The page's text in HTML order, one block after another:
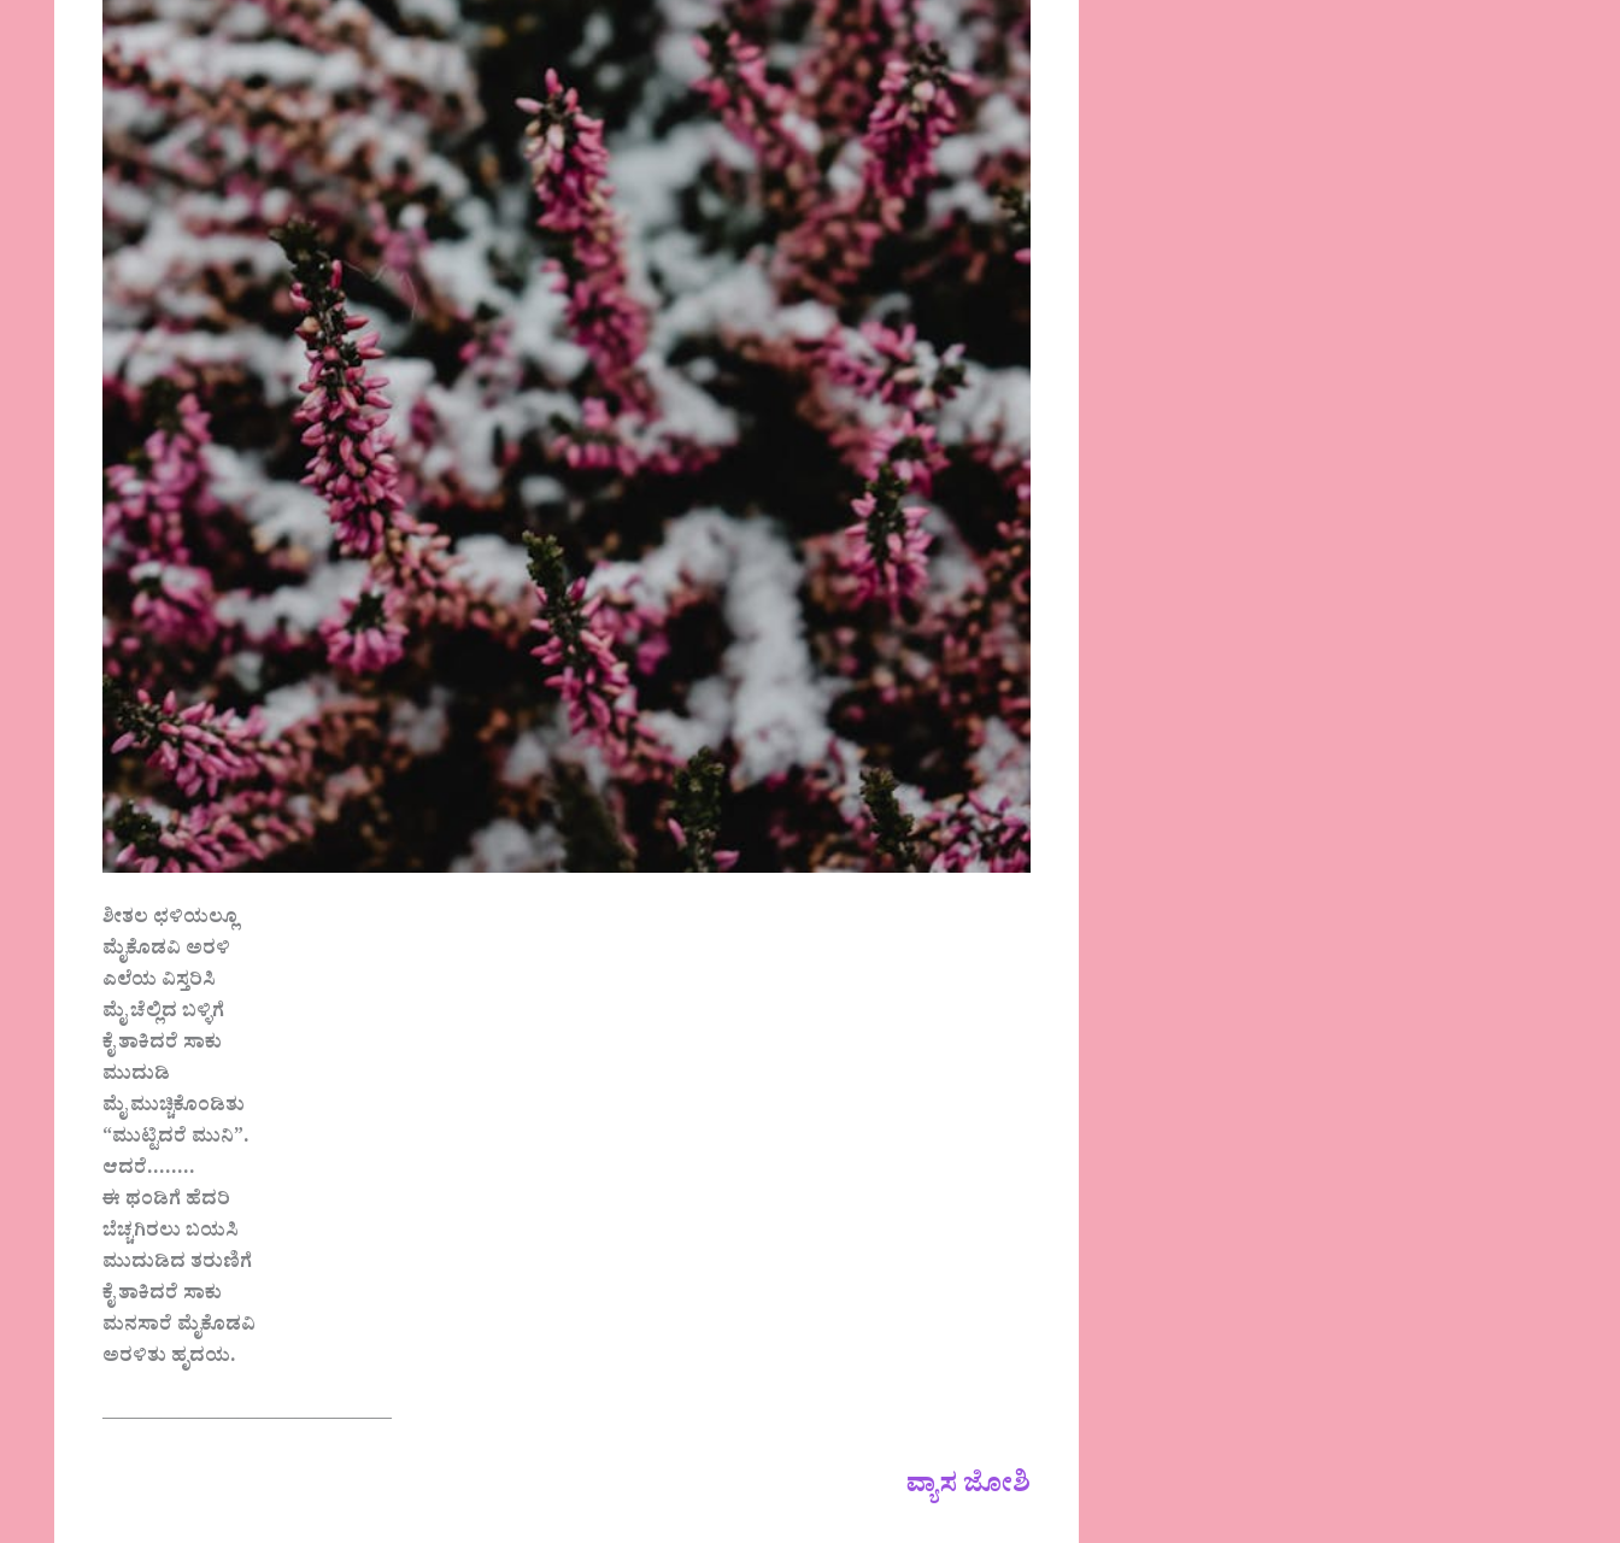
ಶೀತಲ ಛಳಿಯಲ್ಲೂ
ಮೈಕೊಡವಿ ಅರಳಿ
ಎಲೆಯ ವಿಸ್ತರಿಸಿ
ಮೈ ಚೆಲ್ಲಿದ ಬಳ್ಳಿಗೆ
ಕೈ ತಾಕಿದರೆ ಸಾಕು
ಮುದುಡಿ
ಮೈ ಮುಚ್ಚಿಕೊಂಡಿತು
“ಮುಟ್ಟಿದರೆ ಮುನಿ”.
ಆದರೆ……..
ಈ ಥಂಡಿಗೆ ಹೆದರಿ
ಬೆಚ್ಚಗಿರಲು ಬಯಸಿ
ಮುದುಡಿದ ತರುಣಿಗೆ
ಕೈ ತಾಕಿದರೆ ಸಾಕು
ಮನಸಾರೆ ಮೈಕೊಡವಿ
ಅರಳಿತು ಹೃದಯ.
———————————————
ವ್ಯಾಸ ಜೋಶಿ